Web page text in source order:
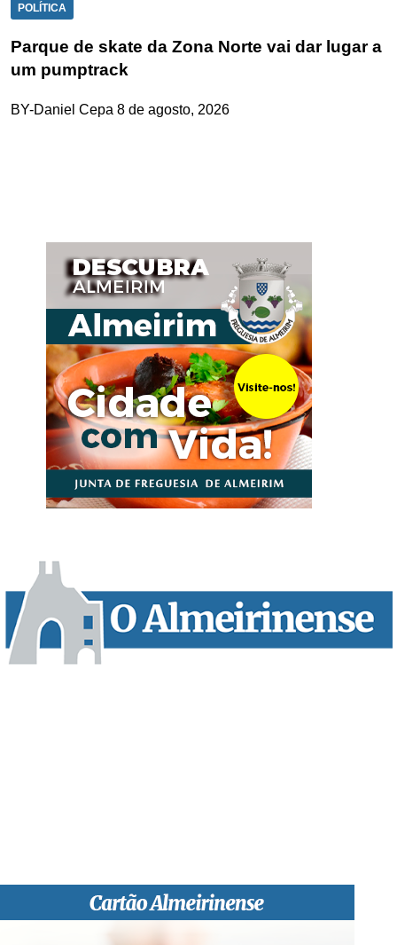
POLÍTICA
Parque de skate da Zona Norte vai dar lugar a
um pumptrack
BY-Daniel Cepa 8 de agosto, 2026